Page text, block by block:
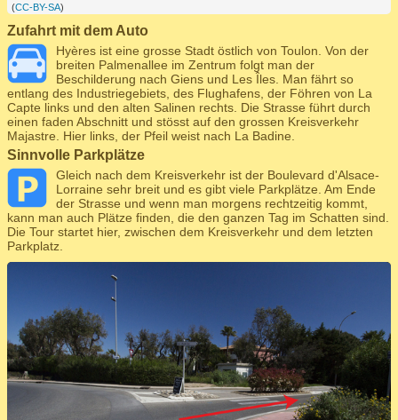
(CC-BY-SA)
Zufahrt mit dem Auto
Hyères ist eine grosse Stadt östlich von Toulon. Von der
breiten Palmenallee im Zentrum folgt man der
Beschilderung nach Giens und Les Îles. Man fährt so
entlang des Industriegebiets, des Flughafens, der Föhren von La
Capte links und den alten Salinen rechts. Die Strasse führt durch
einen faden Abschnitt und stösst auf den grossen Kreisverkehr
Majastre. Hier links, der Pfeil weist nach La Badine.
Sinnvolle Parkplätze
Gleich nach dem Kreisverkehr ist der Boulevard d'Alsace-
Lorraine sehr breit und es gibt viele Parkplätze. Am Ende
der Strasse und wenn man morgens rechtzeitig kommt,
kann man auch Plätze finden, die den ganzen Tag im Schatten sind.
Die Tour startet hier, zwischen dem Kreisverkehr und dem letzten
Parkplatz.